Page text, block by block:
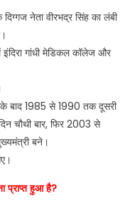
नेता वीरभद्र सिंह का लंबी
गांधी मेडिकल कॉलेज और
बाद 1985 से 1990 तक दूसरी
चौथी बार, फिर 2003 से
बने।
प्राप्त हुआ है?